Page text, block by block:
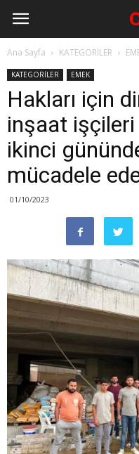
Ana Sayfa KATEGORİLER
KATEGORİLER EMEK
Hakları için
inşaat
ikinci
mücadele
01/10/2023